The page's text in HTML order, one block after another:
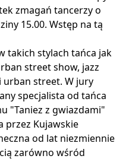
zmagań tancerzy o
15.00. Wstęp na tą
takich stylach tańca jak
street show, jazz
street. W jury
specjalista od tańca
"Taniez z gwiazdami"
przez Kujawskie
od lat niezmiennie
zarówno wśród